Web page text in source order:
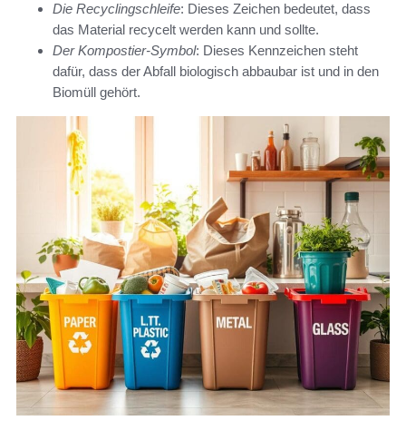
Die Recyclingschleife: Dieses Zeichen bedeutet, dass
das Material recycelt werden kann und sollte.
Der Kompostier-Symbol: Dieses Kennzeichen steht
dafür, dass der Abfall biologisch abbaubar ist und in den
Biomüll gehört.